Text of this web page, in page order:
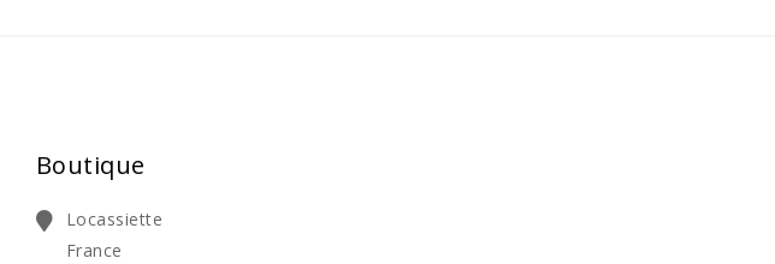
Boutique
Locassiette
France